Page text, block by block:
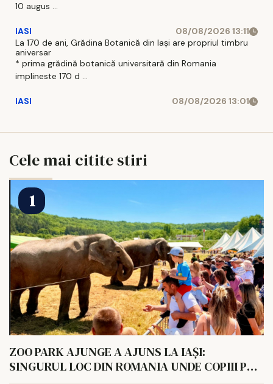
10 augus ...
IASI
08/08/2026 13:11
La 170 de ani, Grădina Botanică din Iași are propriul timbru
aniversar
* prima grădină botanică universitară din Romania
implineste 170 d ...
IASI 08/08/2026 13:01
Cele mai citite stiri
ZOO PARK AJUNGE A AJUNS LA IAȘI:
SINGURUL LOC DIN ROMANIA UNDE COPIII POT